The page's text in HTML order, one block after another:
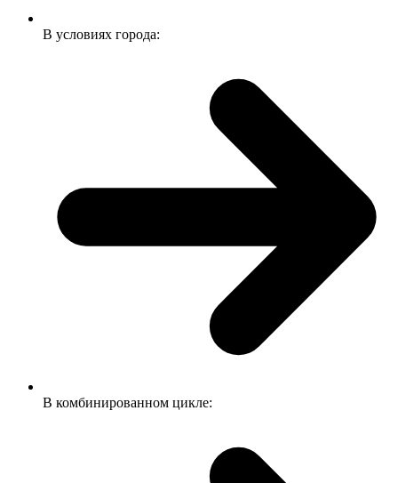
В условиях города:
В комбинированном цикле: